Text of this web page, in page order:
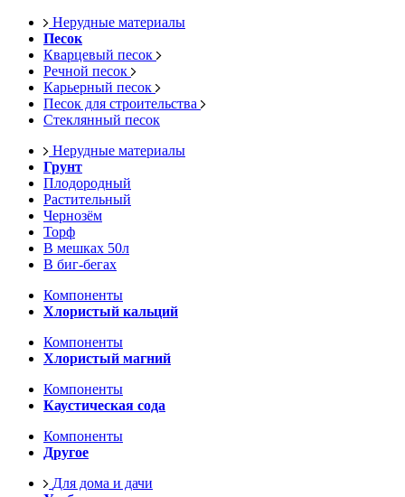
Нерудные материалы
Песок
Кварцевый песок
Речной песок
Карьерный песок
Песок для строительства
Стеклянный песок
Нерудные материалы
Грунт
Плодородный
Растительный
Чернозём
Торф
В мешках 50л
В биг-бегах
Компоненты
Хлористый кальций
Компоненты
Хлористый магний
Компоненты
Каустическая сода
Компоненты
Другое
Для дома и дачи